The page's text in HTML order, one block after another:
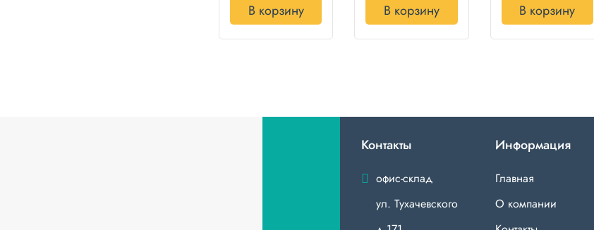
В корзину В корзину В корзину
Контакты
офис-склад
ул. Тухачевского
Информация
Главная
О компании